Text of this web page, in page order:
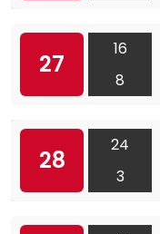
27
16
8
28
24
3